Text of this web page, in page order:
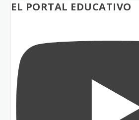
EL PORTAL EDUCATIVO